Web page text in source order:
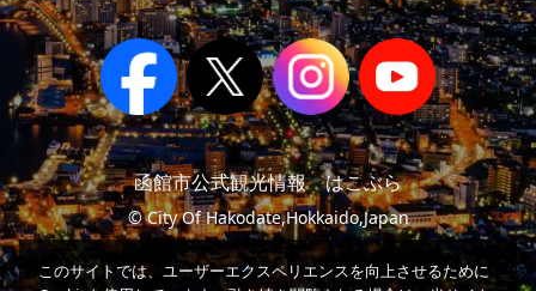
函館市公式観光情報 はこぶら
© City Of Hakodate,Hokkaido,Japan
このサイトでは、ユーザーエクスペリエンスを向上させるために